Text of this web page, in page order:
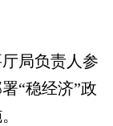
局负责人参
“稳经济”政